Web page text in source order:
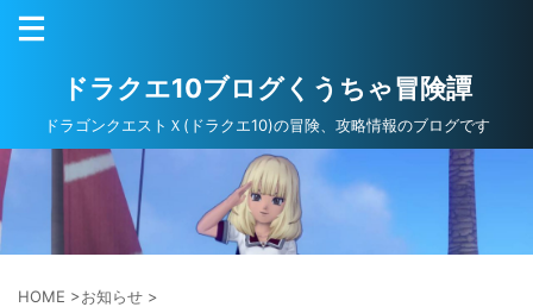
ドラクエ10ブログくうちゃ冒険譚
ドラゴンクエストＸ(ドラクエ10)の冒険、攻略情報のブログです
HOME >お知らせ >